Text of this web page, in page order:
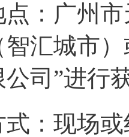
点：广州
智汇城市
公司”进行
式：现场或